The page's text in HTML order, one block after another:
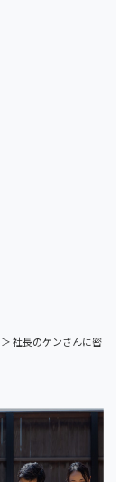
＞社長のケンさんに密